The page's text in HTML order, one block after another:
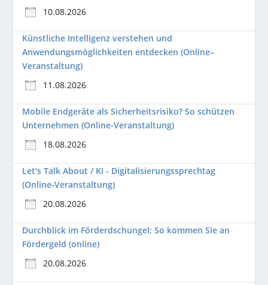
10.08.2026
Künstliche Intelligenz verstehen und
Anwendungsmöglichkeiten entdecken (Online–
Veranstaltung)
11.08.2026
Mobile Endgeräte als Sicherheitsrisiko? So schützen
Unternehmen (Online-Veranstaltung)
18.08.2026
Let's Talk About / KI - Digitalisierungssprechtag
(Online-Veranstaltung)
20.08.2026
Durchblick im Förderdschungel: So kommen Sie an
Fördergeld (online)
20.08.2026